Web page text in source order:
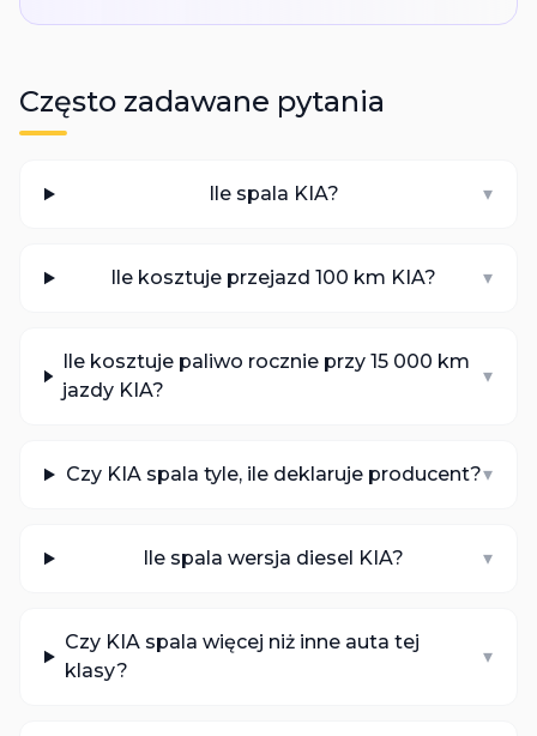
Często zadawane pytania
Ile spala KIA? ▾
Ile kosztuje przejazd 100 km KIA? ▾
Ile kosztuje paliwo rocznie przy 15 000 km
jazdy KIA?
▾
Czy KIA spala tyle, ile deklaruje producent?▾
Ile spala wersja diesel KIA? ▾
Czy KIA spala więcej niż inne auta tej
klasy?
▾